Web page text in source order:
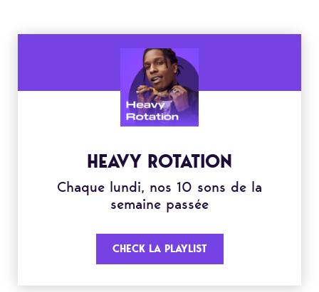
HEAVY ROTATION
Chaque lundi, nos 10 sons de la
semaine passée
CHECK LA PLAYLIST